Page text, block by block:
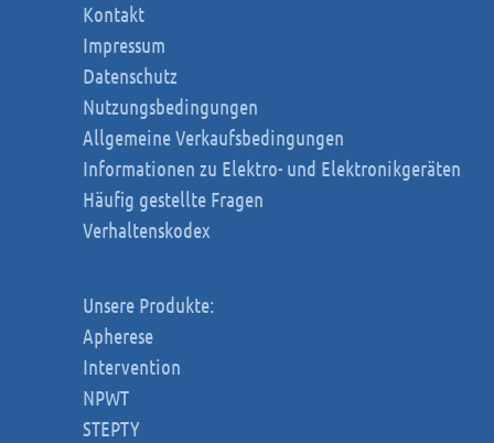
Kontakt
Impressum
Datenschutz
Nutzungsbedingungen
Allgemeine Verkaufsbedingungen
Informationen zu Elektro- und Elektronikgeräten
Häufig gestellte Fragen
Verhaltenskodex
Unsere Produkte:
Apherese
Intervention
NPWT
STEPTY